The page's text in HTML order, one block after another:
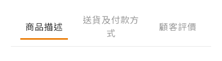
商品描述
送貨及付款方
式
顧客評價